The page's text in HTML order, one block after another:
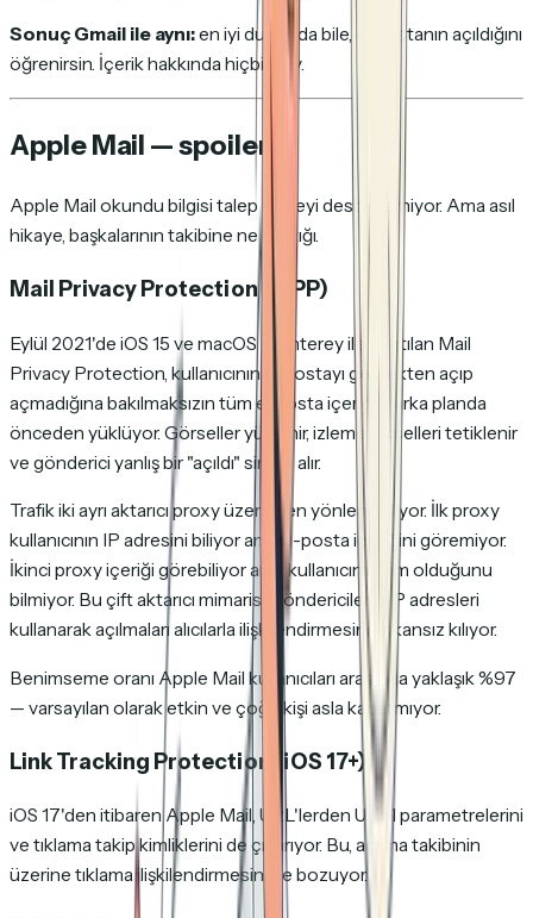
Sonuç Gmail ile aynı:en iyi durumda bile, e-postanın açıldığını
öğrenirsin. İçerik hakkında hiçbir şey.
Apple Mail — spoiler
Apple Mail okundu bilgisi talep etmeyi desteklemiyor. Ama asıl
hikaye, başkalarının takibine ne yaptığı.
Mail Privacy Protection (MPP)
Eylül 2021'de iOS 15 ve macOS Monterey ile tanıtılan Mail
Privacy Protection, kullanıcının e-postayı gerçekten açıp
açmadığına bakılmaksızın tüm e-posta içeriğini arka planda
önceden yüklüyor. Görseller yüklenir, izleme pikselleri tetiklenir
ve gönderici yanlış bir "açıldı" sinyali alır.
Trafik iki ayrı aktarıcı proxy üzerinden yönlendiriliyor. İlk proxy
kullanıcının IP adresini biliyor ama e-posta içeriğini göremiyor.
İkinci proxy içeriği görebiliyor ama kullanıcının kim olduğunu
bilmiyor. Bu çift aktarıcı mimarisi, göndericilerin IP adresleri
kullanarak açılmaları alıcılarla ilişkilendirmesini imkansız kılıyor.
Benimseme oranı Apple Mail kullanıcıları arasında yaklaşık %97
— varsayılan olarak etkin ve çoğu kişi asla kapatmıyor.
Link Tracking Protection (iOS 17+)
iOS 17'den itibaren Apple Mail, URL'lerden UTM parametrelerini
ve tıklama takip kimliklerini de çıkarıyor. Bu, açılma takibinin
üzerine tıklama ilişkilendirmesini de bozuyor.